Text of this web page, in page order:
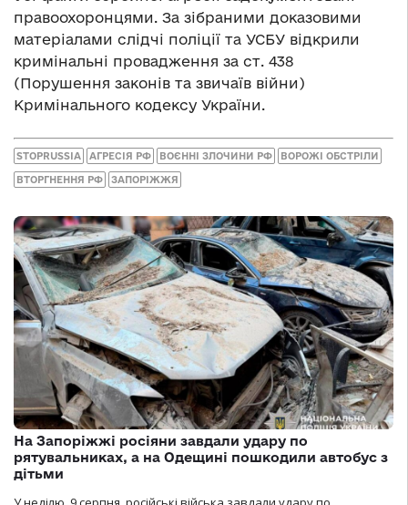
правоохоронцями. За зібраними доказовими
матеріалами слідчі поліції та УСБУ відкрили
кримінальні провадження за ст. 438
(Порушення законів та звичаїв війни)
Кримінального кодексу України.
STOPRUSSIA АГРЕСІЯ РФ ВОЄННІ ЗЛОЧИНИ РФ ВОРОЖІ ОБСТРІЛИ
ВТОРГНЕННЯ РФ ЗАПОРІЖЖЯ
На Запоріжжі росіяни завдали удару по
рятувальниках, а на Одещині пошкодили автобус з
дітьми